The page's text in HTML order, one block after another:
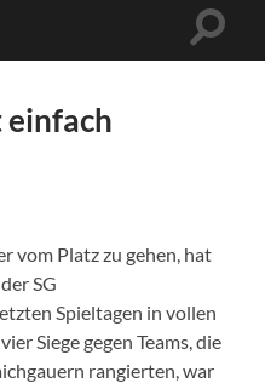
einfach
vom Platz zu gehen, hat
SG
Spieltagen in vollen
Siege gegen Teams, die
rangierten, war